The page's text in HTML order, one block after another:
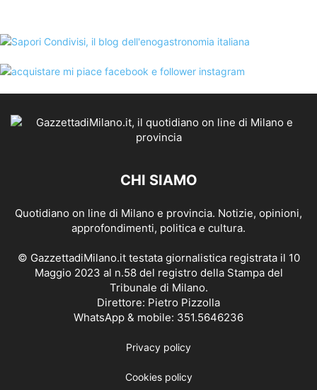
CHI SIAMO
Quotidiano on line di Milano e provincia. Notizie, opinioni,
approfondimenti, politica e cultura.
© GazzettadiMilano.it testata giornalistica registrata il 10
Maggio 2023 al n.58 del registro della Stampa del
Tribunale di Milano.
Direttore: Pietro Pizzolla
WhatsApp & mobile: 351.5646236
Privacy policy
Cookies policy